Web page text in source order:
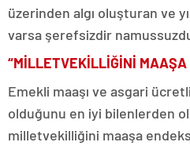
üzerinden algı oluşturan ve
varsa şerefsizdir
“MİLLETVEKİLLİĞİNİ
Emekli maaşı ve asgari
olduğunu en iyi bilenlerden
milletvekilliğini maaşa